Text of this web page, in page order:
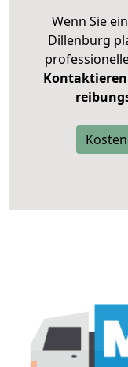
Wenn Sie
Dillenburg